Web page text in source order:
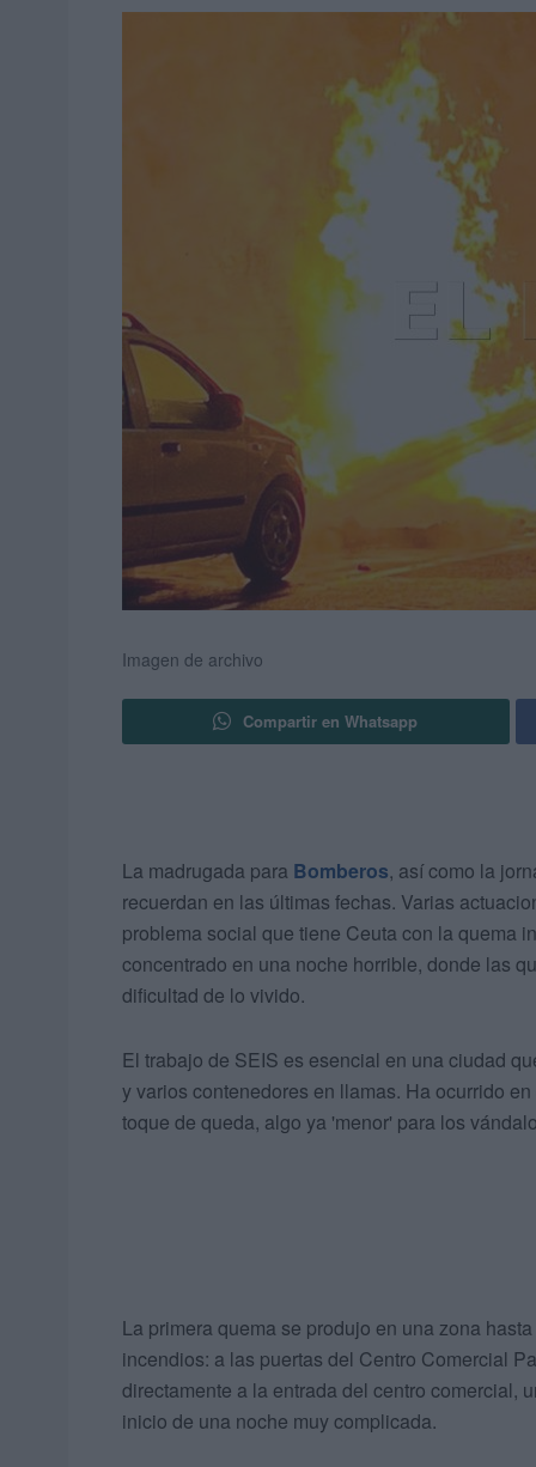
Imagen de archivo
Compartir en Whatsapp
La madrugada para Bomberos, así como la
recuerdan en las últimas fechas. Varias
problema social que tiene Ceuta con la quema
concentrado en una noche horrible, donde las
dificultad de lo vivido.
El trabajo de SEIS es esencial en una ciudad
y varios contenedores en llamas. Ha ocurrido
toque de queda, algo ya 'menor' para los
La primera quema se produjo en una zona
incendios: a las puertas del Centro Comercial
directamente a la entrada del centro comercial,
inicio de una noche muy complicada.